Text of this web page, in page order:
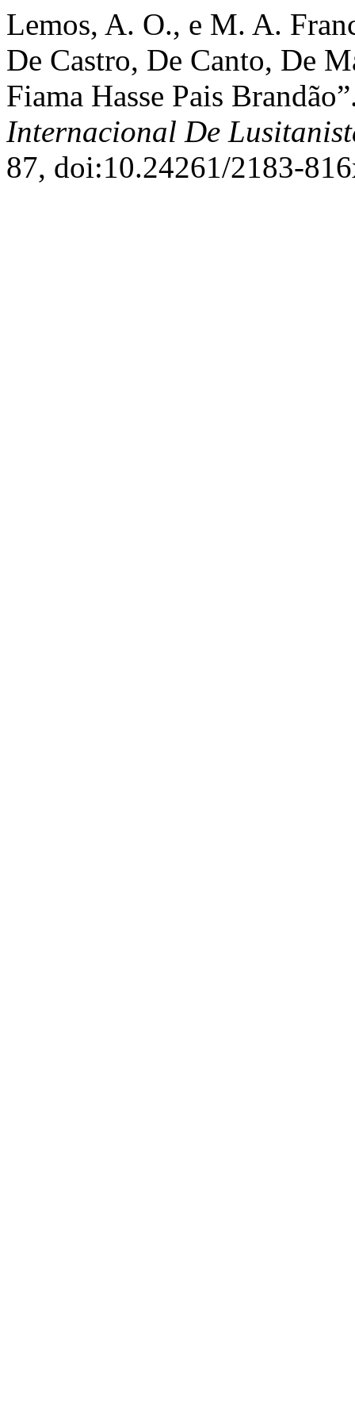
Lemos, A. O., e M. A.
De Castro, De Canto, De
Fiama Hasse Pais
Internacional De
87, doi:10.24261/2183-